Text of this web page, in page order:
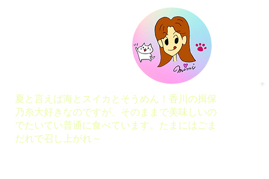
夏と言えば海とスイカとそうめん！香川の揖保
乃糸大好きなのですが、そのままで美味しいの
でたいてい普通に食べています。たまにはごま
だれで召し上がれ～